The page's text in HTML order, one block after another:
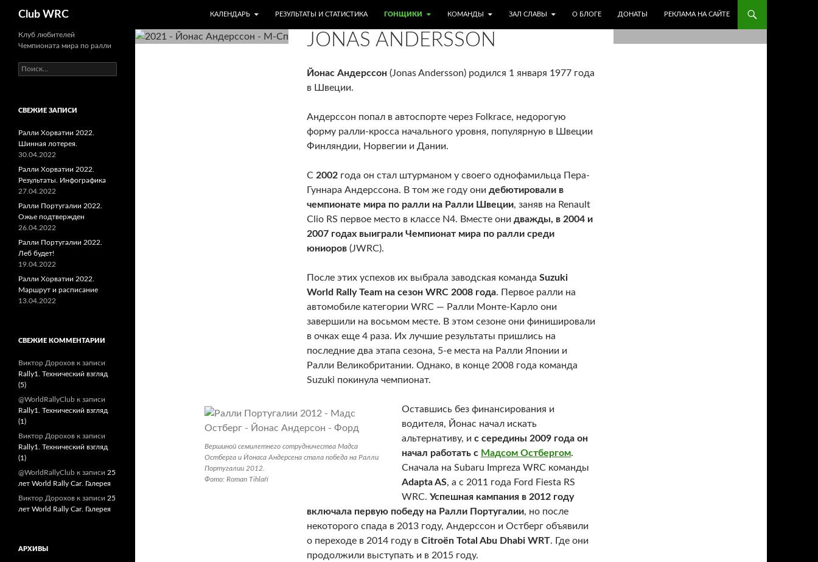
Club WRC
КАЛЕНДАРЬ
РЕЗУЛЬТАТЫ И СТАТИСТИКА ГОНЩИКИ КОМАНДЫ ЗАЛ СЛАВЫ О БЛОГЕ ДОНАТЫ РЕКЛАМА НА САЙТЕ
JONAS ANDERSSON
Йонас Андерссон (Jonas Andersson) родился 1 января 1977 года
в Швеции.
Андерссон попал в автоспорте через Folkrace, недорогую
форму ралли-кросса начального уровня, популярную в Швеции
Финляндии, Норвегии и Дании.
С 2002 года он стал штурманом у своего однофамильца Пера-
Гуннара Андерссона. В том же году они дебютировали в
чемпионате мира по ралли на Ралли Швеции, заняв на Renault
Clio RS первое место в классе N4. Вместе они дважды, в 2004 и
2007 годах выиграли Чемпионат мира по ралли среди
юниоров (JWRC).
После этих успехов их выбрала заводская команда Suzuki
World Rally Team на сезон WRC 2008 года. Первое ралли на
автомобиле категории WRC — Ралли Монте-Карло они
завершили на восьмом месте. В этом сезоне они финишировали
в очках еще 4 раза. Их лучшие результаты пришлись на
последние два этапа сезона, 5-е места на Ралли Японии и
Ралли Великобритании. Однако, в конце 2008 года команда
Suzuki покинула чемпионат.
Вершиной семилетнего сотрудничества Мадса
Остберга и Йонаса Андерсена стала победа на Ралли
Португалии 2012.
Фото: Roman Tihlaří
Оставшись без финансирования и
водителя, Йонас начал искать
альтернативу, и с середины 2009 года он
начал работать с Мадсом Остбергом.
Сначала на Subaru Impreza WRC команды
Adapta AS, а с 2011 года Ford Fiesta RS
WRC. Успешная кампания в 2012 году
включала первую победу на Ралли Португалии, но после
некоторого спада в 2013 году, Андерссон и Остберг объявили
о переходе в 2014 году в Citroën Total Abu Dhabi WRT. Где они
продолжили выступать и в 2015 году.
Клуб любителей
Чемпионата мира по ралли
Найти:
СВЕЖИЕ ЗАПИСИ
Ралли Хорватии 2022.
Шинная лотерея.
30.04.2022
Ралли Хорватии 2022.
Результаты. Инфографика
27.04.2022
Ралли Португалии 2022.
Ожье подтвержден
26.04.2022
Ралли Португалии 2022.
Леб будет!
19.04.2022
Ралли Хорватии 2022.
Маршрут и расписание
13.04.2022
СВЕЖИЕ КОММЕНТАРИИ
Виктор Дорохов к записи
Rally1. Технический взгляд
(5)
@WorldRallyClub к записи
Rally1. Технический взгляд
(1)
Виктор Дорохов к записи
Rally1. Технический взгляд
(1)
@WorldRallyClub к записи 25
лет World Rally Car. Галерея
Виктор Дорохов к записи 25
лет World Rally Car. Галерея
АРХИВЫ